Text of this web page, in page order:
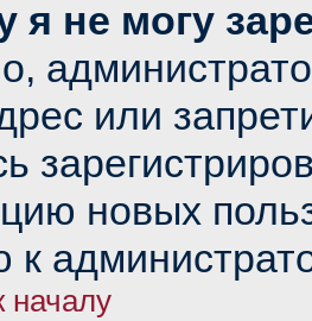
я не могу
или
новых
началу